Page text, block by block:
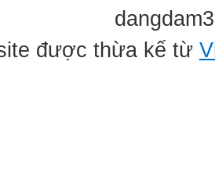
được thừa kế từ